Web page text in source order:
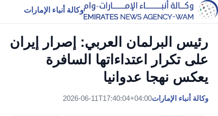
وكالة أنباء الإمارات
رئيس البرلمان العربي: إصرار إيران
على تكرار اعتداءاتها السافرة
يعكس نهجا عدوانيا
وكالة أنباء الإمارات2026-06-11T17:40:04+04:00